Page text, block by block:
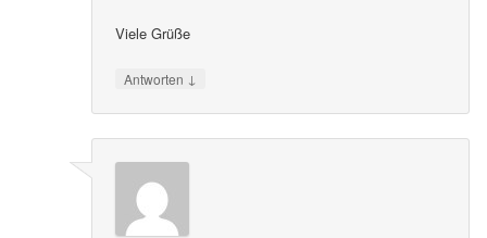
Viele Grüße
Antworten ↓